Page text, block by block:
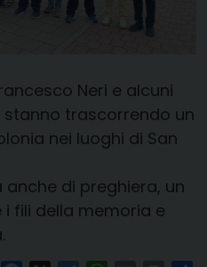
Neri e alcuni
trascorrendo un
nei luoghi di San
di preghiera, un
fili della memoria e